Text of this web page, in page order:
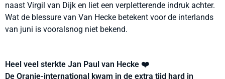
naast Virgil van Dijk en liet een verpletterende indruk achter.
Wat de blessure van Van Hecke betekent voor de interlands
van juni is vooralsnog niet bekend.
Heel veel sterkte Jan Paul van Hecke ❤️
De Oranje-international kwam in de extra tijd hard in